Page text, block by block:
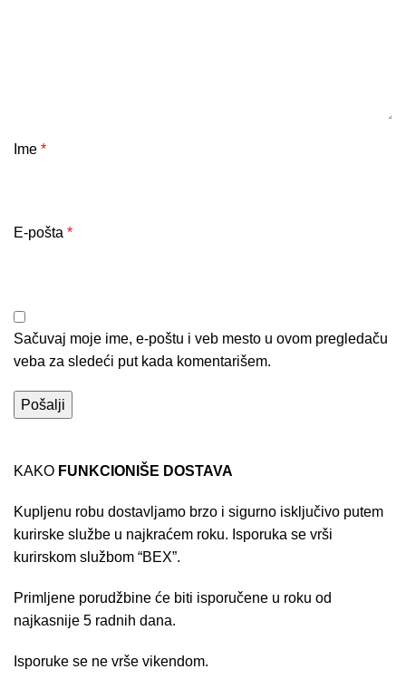
Ime*
E-pošta*
Sačuvaj moje ime, e-poštu i veb mesto u ovom pregledaču
veba za sledeći put kada komentarišem.
KAKO FUNKCIONIŠE DOSTAVA
Kupljenu robu dostavljamo brzo i sigurno isključivo putem
kurirske službe u najkraćem roku. Isporuka se vrši
kurirskom službom “BEX”.
Primljene porudžbine će biti isporučene u roku od
najkasnije 5 radnih dana.
Isporuke se ne vrše vikendom.